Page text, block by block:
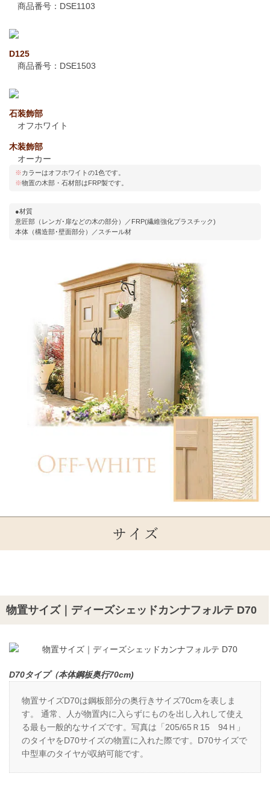
商品番号：DSE1103
D125
商品番号：DSE1503
石装飾部
オフホワイト
木装飾部
オーカー
※カラーはオフホワイトの1色です。
※物置の木部・石材部はFRP製です。
●材質
意匠部（レンガ･扉などの木の部分）／FRP(繊維強化プラスチック)
本体（構造部･壁面部分）／スチール材
物置サイズ｜ディーズシェッドカンナフォルテ D70
D70タイプ（本体鋼板奥行70cm)
物置サイズD70は鋼板部分の奥行きサイズ70cmを表しま
す。 通常、人が物置内に入らずにものを出し入れして使え
る最も一般的なサイズです。写真は「205/65Ｒ15 94Ｈ」
のタイヤをD70サイズの物置に入れた際です。D70サイズで
中型車のタイヤが収納可能です。